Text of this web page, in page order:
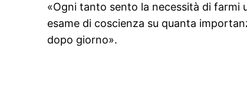
«Ogni tanto sento la necessità di farmi
esame di coscienza su quanta
dopo giorno».